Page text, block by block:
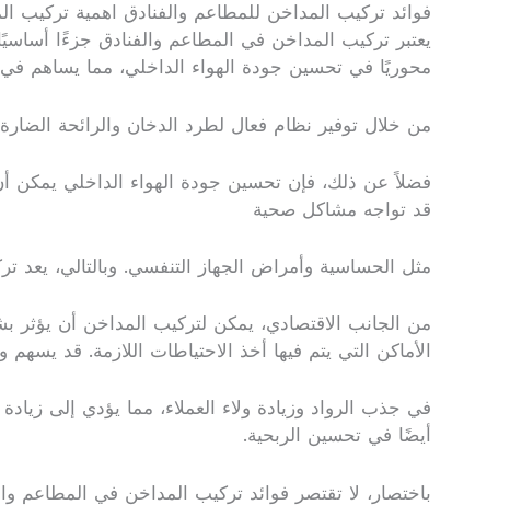
فوائد تركيب المداخن للمطاعم والفنادق اهمية تركيب
يعتبر تركيب المداخن في المطاعم والفنادق جزءًا
محوريًا في تحسين جودة الهواء الداخلي، مما يساهم
من خلال توفير نظام فعال لطرد الدخان والرائحة
فضلاً عن ذلك، فإن تحسين جودة الهواء الداخلي يمكن
قد تواجه مشاكل صحية
مثل الحساسية وأمراض الجهاز التنفسي. وبالتالي،
من الجانب الاقتصادي، يمكن لتركيب المداخن أن يؤثر
الأماكن التي يتم فيها أخذ الاحتياطات اللازمة. قد
في جذب الرواد وزيادة ولاء العملاء، مما يؤدي إلى
أيضًا في تحسين الربحية.
باختصار، لا تقتصر فوائد تركيب المداخن في المطاعم